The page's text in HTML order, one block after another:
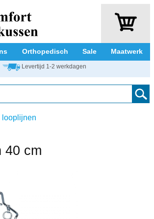
Orthopedisch Sale Maatwerk
Levertijd 1-2 werkdagen
looplijnen
40 cm